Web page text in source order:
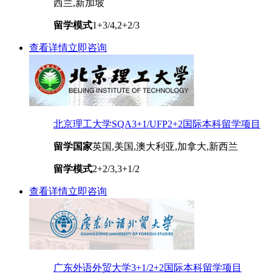
西兰,新加坡
留学模式1+3/4,2+2/3
查看详情立即咨询
北京理工大学SQA3+1/UFP2+2国际本科留学项目
留学国家英国,美国,澳大利亚,加拿大,新西兰
留学模式2+2/3,3+1/2
查看详情立即咨询
广东外语外贸大学3+1/2+2国际本科留学项目